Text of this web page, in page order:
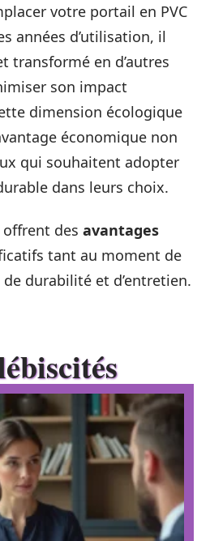
votre portail en PVC
années d’utilisation, il
transformé en d’autres
son impact
dimension écologique
économique non
qui souhaitent adopter
dans leurs choix.
offrent des avantages
tant au moment de
de durabilité et d’entretien.